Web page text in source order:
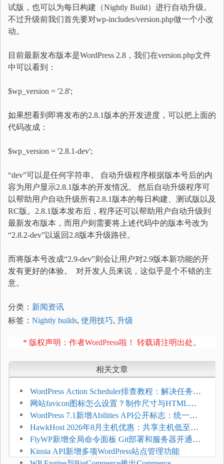
试版，也可以为每日构建（Nightly Build）进行自动升级。
不过升级前我们首先要对wp-includes/version.php做一个小改
动。
目前最新发布版本是WordPress 2.8，我们在version.php文件
中可以看到：
$wp_version = '2.8';
如果想看到即将发布的2.8.1版本的开发进度，可以把上面的
代码改成：
$wp_version = '2.8.1-dev';
“dev”可以是任何字符串。 自动升级程序根据版本号后的内
容为用户显示2.8.1版本的开发情况。 然后自动升级程序可
以帮助用户自动升级所有2.8.1版本的每日构建、测试版以及
RC版。2.8.1版本发布后，程序还可以帮助用户自动升级到
最新发布版本，而用户则需要将上述代码中的版本号改为
“2.8.2-dev”以返回2.8版本升级路径。
而将版本号改成“2.9-dev”则会让用户对2.9版本新功能的开
发有更好的体验。 对开发人员来说，这似乎是个不错的主
意。
分类： 新闻资讯
标签： Nightly builds, 使用技巧, 升级
* 版权声明：作者WordPress啦！ 转载请注明出处。
相关文章
WordPress Action Scheduler排查教程：解决任务积
压和订单延迟
网站favicon图标怎么设置？制作尺寸与HTML添
加方法
WordPress 7.1新增Abilities API公开标志：统一支
持REST API、MCP与AI代理
HawkHost 2026年8月主机优惠：共享主机低至
$2.61/月，高性能主机同步折扣
FlyWP新增全局命令面板 Git部署和服务器开通更
方便
Kinsta API新增多项WordPress站点管理功能